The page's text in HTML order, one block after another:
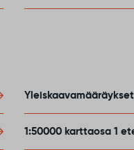
1:50000 karttaosa 1